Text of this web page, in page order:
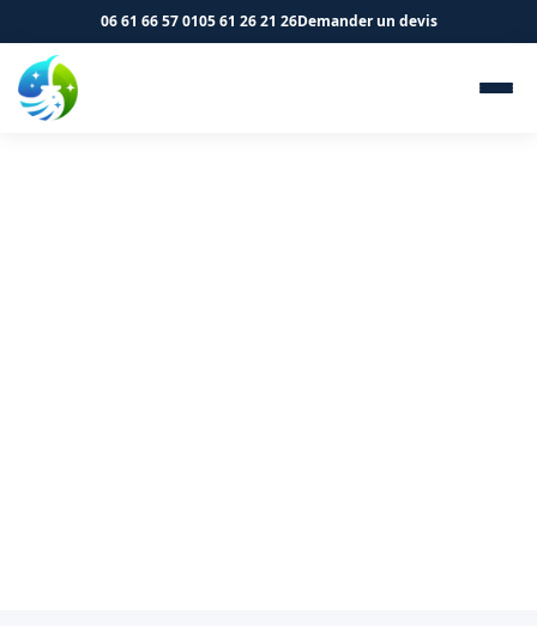
06 61 66 57 0105 61 26 21 26Demander un devis